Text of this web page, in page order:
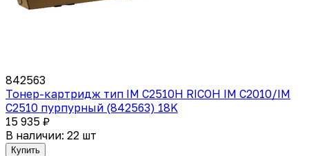
842563
Тонер-картридж тип IM C2510H RICOH IM C2010/IM
C2510 пурпурный (842563) 18K
15 935 ₽
В наличии: 22 шт
Купить